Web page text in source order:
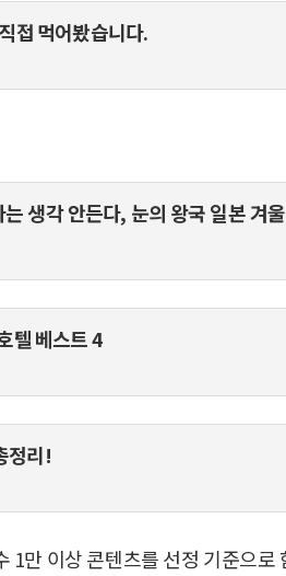
접 먹어봤습니다.
생각 안든다, 눈의 왕국 일본 겨
텔 베스트 4
정리!
만 이상 콘텐츠를 선정 기준으로